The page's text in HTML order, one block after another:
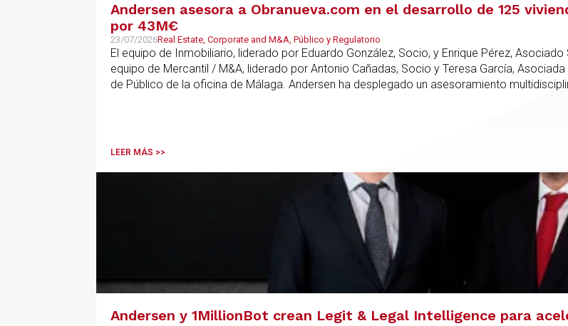
Andersen asesora a Obranueva.com en el desarrollo de 125
por 43M€
23/07/2026Real Estate, Corporate and M&A, Público y Regulatorio
El equipo de Inmobiliario, liderado por Eduardo González, Socio, y Enrique Pérez,
equipo de Mercantil / M&A, liderado por Antonio Cañadas, Socio y Teresa García,
de Público de la oficina de Málaga. Andersen ha desplegado un asesoramiento
LEER MÁS >>
Andersen y 1MillionBot crean Legit & Legal Intelligence para